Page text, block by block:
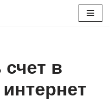
счет в